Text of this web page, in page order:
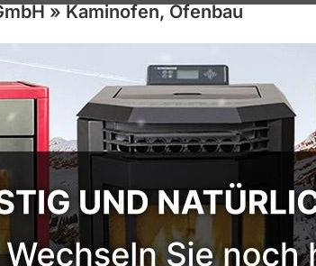
» Kaminofen, Ofenbau